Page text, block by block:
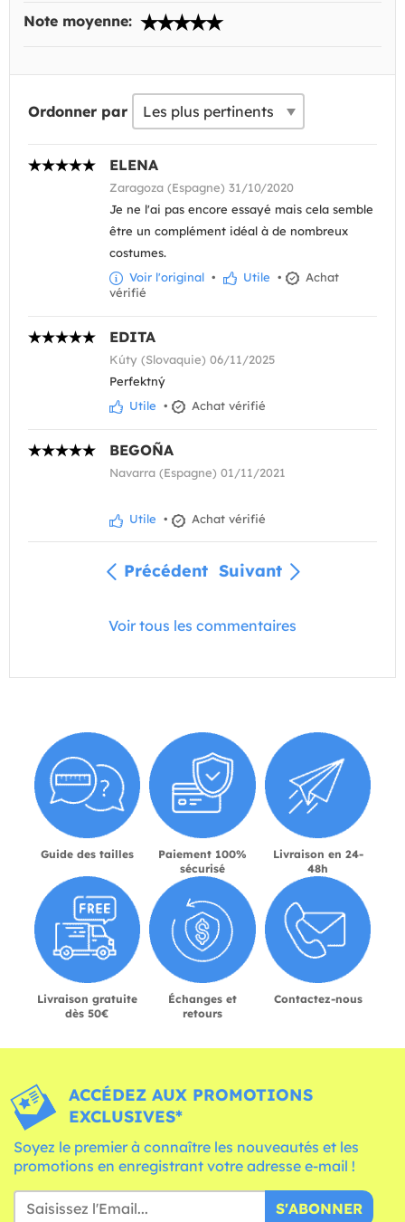
Note moyenne:
Ordonner par
ELENA
Zaragoza (Espagne) 31/10/2020
Je ne l'ai pas encore essayé mais cela semble
être un complément idéal à de nombreux
costumes.
Voir l'original • Utile •
Achat
vérifié
EDITA
Kúty (Slovaquie) 06/11/2025
Perfektný
Utile • Achat vérifié
BEGOÑA
Navarra (Espagne) 01/11/2021
Utile • Achat vérifié
Précédent Suivant
Voir tous les commentaires
Guide des tailles
Paiement 100%
sécurisé
Livraison en 24-
48h
Livraison gratuite
dès 50€
Échanges et
retours
Contactez-nous
ACCÉDEZ AUX PROMOTIONS
EXCLUSIVES*
Soyez le premier à connaître les nouveautés et les
promotions en enregistrant votre adresse e-mail !
S'ABONNER